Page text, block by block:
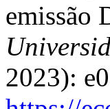
emissão
2023):